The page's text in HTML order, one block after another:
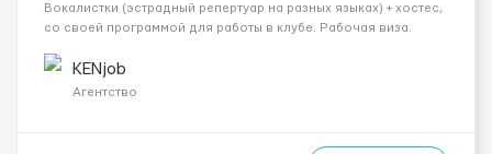
Вокалистки (эстрадный репертуар на разных языках) + хостеc,
со своей программой для работы в клубе. Рабочая виза.
одного до трех месяцев. Мед. страховка. Высокая зарплат...
KENjob
Агентство